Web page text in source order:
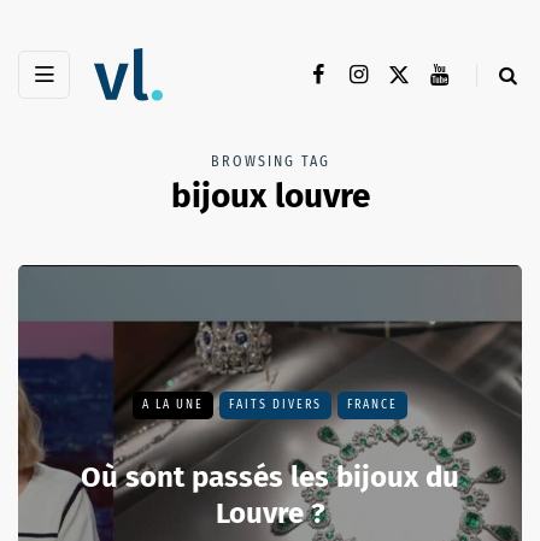
BROWSING TAG
bijoux louvre
A LA UNE FAITS DIVERS FRANCE
Où sont passés les bijoux du
Louvre ?